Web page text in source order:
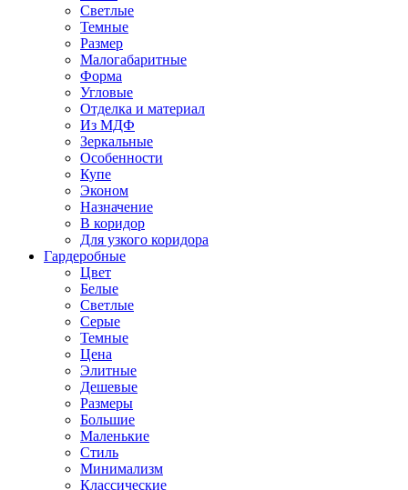
Светлые
Темные
Размер
Малогабаритные
Форма
Угловые
Отделка и материал
Из МДФ
Зеркальные
Особенности
Купе
Эконом
Назначение
В коридор
Для узкого коридора
Гардеробные
Цвет
Белые
Светлые
Серые
Темные
Цена
Элитные
Дешевые
Размеры
Большие
Маленькие
Стиль
Минимализм
Классические